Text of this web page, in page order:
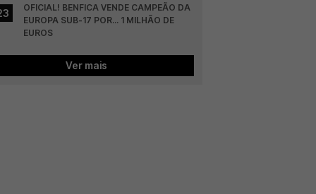
OFICIAL! BENFICA VENDE CAMPEÃO DA
EUROPA SUB-17 POR... 1 MILHÃO DE
EUROS
Ver mais